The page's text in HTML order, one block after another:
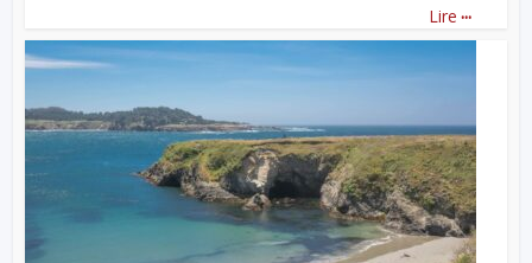
Lire ...